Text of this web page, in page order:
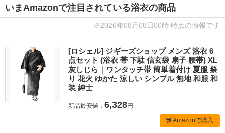
いまAmazonで注目されている浴衣の商品
※2026年08月08日00時 時点の情報です
[ロシェル] ジギーズショップ メンズ 浴衣 6
点セット (浴衣 帯 下駄 信玄袋 扇子 腰帯) XL
灰しじら｜ワンタッチ帯 簡単着付け 夏服 祭
り 花火 ゆかた 涼しい シンプル 無地 和服 和
装 紳士
新品最安値： 6,328円
Amazonで購入